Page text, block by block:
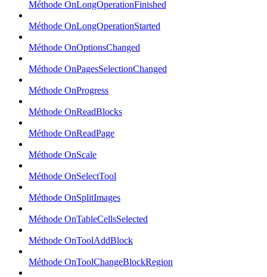
Méthode OnLongOperationFinished
Méthode OnLongOperationStarted
Méthode OnOptionsChanged
Méthode OnPagesSelectionChanged
Méthode OnProgress
Méthode OnReadBlocks
Méthode OnReadPage
Méthode OnScale
Méthode OnSelectTool
Méthode OnSplitImages
Méthode OnTableCellsSelected
Méthode OnToolAddBlock
Méthode OnToolChangeBlockRegion